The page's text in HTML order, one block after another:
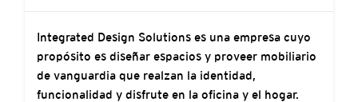
Integrated Design Solutions es una empresa cuyo
propósito es diseñar espacios y proveer mobiliario
de vanguardia que realzan la identidad,
funcionalidad y disfrute en la oficina y el hogar.